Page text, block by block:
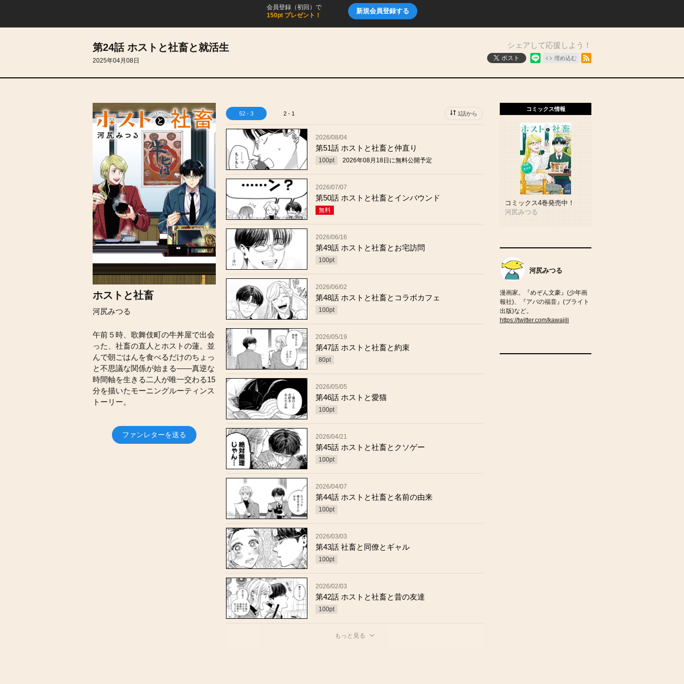
会員登録（初回）で
150pt プレゼント！
新規会員登録する
第24話 ホストと社畜と就活生
2025年04月08日
シェアして応援しよう！
ポスト 埋め込む
ホストと社畜
河尻みつる
午前５時、歌舞伎町の牛丼屋で出会
った、社畜の直人とホストの蓮。並
んで朝ごはんを食べるだけのちょっ
と不思議な関係が始まる――真逆な
時間軸を生きる二人が唯一交わる15
分を描いたモーニングルーティンス
トーリー。
ファンレターを送る
52 - 3 2 - 1 1話から
2026/08/04
第51話 ホストと社畜と仲直り
100pt 2026年08月18日 に無料公開予定
2026/07/07
第50話 ホストと社畜とインバウンド
無料
2026/06/16
第49話 ホストと社畜とお宅訪問
100pt
2026/06/02
第48話 ホストと社畜とコラボカフェ
100pt
2026/05/19
第47話 ホストと社畜と約束
80pt
2026/05/05
第46話 ホストと愛猫
100pt
2026/04/21
第45話 ホストと社畜とクソゲー
100pt
2026/04/07
第44話 ホストと社畜と名前の由来
100pt
2026/03/03
第43話 社畜と同僚とギャル
100pt
2026/02/03
第42話 ホストと社畜と昔の友達
100pt
もっと見る
コミックス情報
コミックス4巻発売中！
河尻みつる
河尻みつる
漫画家。『めぞん文豪』(少年画
報社)、『アバの福音』(ブライト
出版)など。
https://twitter.com/kawajili